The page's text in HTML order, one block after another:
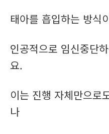
태아를 흡입하는 방식
인공적으로 임신중단
요.
이는 진행 자체만으로
나